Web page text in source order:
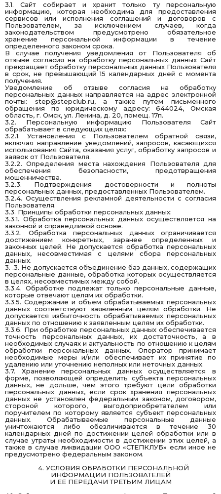
3.1. Сайт собирает и хранит только ту персональную
информацию, которая необходима для предоставления
сервисов или исполнения соглашений и договоров с
Пользователем, за исключением случаев, когда
законодательством предусмотрено обязательное
хранение персональной информации в течение
определенного законом срока.
В случае получения уведомления от Пользователя об
отзыве согласия на обработку персональных данных Сайт
прекращает обработку персональных данных Пользователя
в срок, не превышающий 15 календарных дней с момента
получения.
Уведомление об отзыве согласия на обработку
персональных данных направляется на адрес электронной
почты: step@stepclub.ru, а также путем письменного
обращения по юридическому адресу: 644024, Омская
область, г. Омск, ул. Ленина, д. 20, помещ. 17п.
3.2. Персональную информацию Пользователя Сайт
обрабатывает в следующих целях:
3.2.1. Установления с Пользователем обратной связи,
включая направление уведомлений, запросов, касающихся
использования Сайта, оказания услуг, обработку запросов и
заявок от Пользователя.
3.2.2. Определения места нахождения Пользователя для
обеспечения безопасности, предотвращения
мошенничества.
3.2.3. Подтверждения достоверности и полноты
персональных данных, предоставленных Пользователем.
3.2.4. Осуществления рекламной деятельности с согласия
Пользователя.
3.3. Принципы обработки персональных данных:
3.3.1. Обработка персональных данных осуществляется на
законной и справедливой основе.
3.3.2. Обработка персональных данных ограничивается
достижением конкретных, заранее определенных и
законных целей. Не допускается обработка персональных
данных, несовместимая с целями сбора персональных
данных.
3. .3. Не допускается объединение баз данных, содержащих
персональные данные, обработка которых осуществляется
в целях, несовместимых между собой.
3.3.4. Обработке подлежат только персональные данные,
которые отвечают целям их обработки.
3.3.5. Содержание и объем обрабатываемых персональных
данных соответствуют заявленным целям обработки. Не
допускается избыточность обрабатываемых персональных
данных по отношению к заявленным целям их обработки.
3.3.6. При обработке персональных данных обеспечивается
точность персональных данных, их достаточность, а в
необходимых случаях и актуальность по отношению к целям
обработки персональных данных. Оператор принимает
необходимые меры и/или обеспечивает их принятие по
удалению или уточнению неполных или неточных данных.
3.7. Хранение персональных данных осуществляется в
форме, позволяющей определить субъекта персональных
данных, не дольше, чем этого требуют цели обработки
персональных данных, если срок хранения персональных
данных не установлен федеральным законом, договором,
стороной которого, выгодоприобретателем или
поручителем по которому является субъект персональных
данных. Обрабатываемые персональные данные
уничтожаются либо обезличиваются в течение 30
календарных дней по достижении целей обработки или в
случае утраты необходимости в достижении этих целей, а
также в случае ликвидации ООО «СТЕПКЛУБ» если иное не
предусмотрено федеральным законом.
4. УСЛОВИЯ ОБРАБОТКИ ПЕРСОНАЛЬНОЙ
ИНФОРМАЦИИ ПОЛЬЗОВАТЕЛЕЙ
И ЕЕ ПЕРЕДАЧИ ТРЕТЬИМ ЛИЦАМ